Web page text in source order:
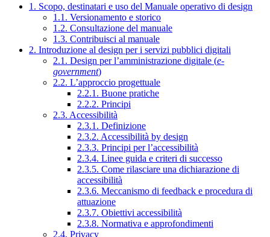
1. Scopo, destinatari e uso del Manuale operativo di design
1.1. Versionamento e storico
1.2. Consultazione del manuale
1.3. Contribuisci al manuale
2. Introduzione al design per i servizi pubblici digitali
2.1. Design per l’amministrazione digitale (e-
government)
2.2. L’approccio progettuale
2.2.1. Buone pratiche
2.2.2. Principi
2.3. Accessibilità
2.3.1. Definizione
2.3.2. Accessibilità by design
2.3.3. Principi per l’accessibilità
2.3.4. Linee guida e criteri di successo
2.3.5. Come rilasciare una dichiarazione di
accessibilità
2.3.6. Meccanismo di feedback e procedura di
attuazione
2.3.7. Obiettivi accessibilità
2.3.8. Normativa e approfondimenti
2.4. Privacy